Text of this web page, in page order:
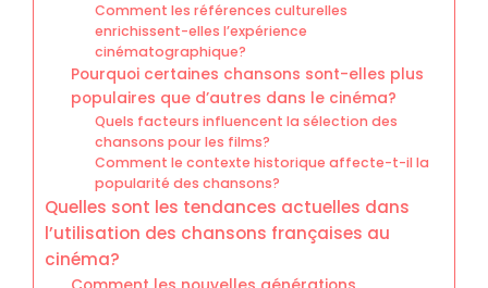
Comment les références culturelles
enrichissent-elles l’expérience
cinématographique?
Pourquoi certaines chansons sont-elles plus
populaires que d’autres dans le cinéma?
Quels facteurs influencent la sélection des
chansons pour les films?
Comment le contexte historique affecte-t-il la
popularité des chansons?
Quelles sont les tendances actuelles dans
l’utilisation des chansons françaises au
cinéma?